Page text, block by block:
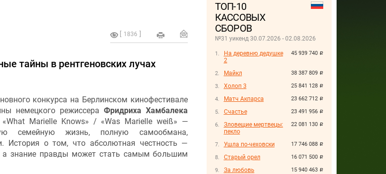
ТОП-10
КАССОВЫХ
СБОРОВ
№31 уикенд 30.07.2026 - 02.08.2026
45 939 740 руб.
На деревню дедушке
2
38 387 809 руб.
Майкл
25 841 128 руб.
Холоп 3
23 662 712 руб.
Матч Акпарса
23 491 956 руб.
Счастье
22 081 130 руб.
Зловещие мертвецы:
пекло
17 746 088 руб.
Ушла по-чеховски
16 071 500 руб.
Старый орел
15 940 463 руб.
За любовь
1836
тайны в рентгеновских лучах
конкурса на Берлинском кинофестивале
немецкого режиссера Фридриха Хамбалека
Marielle Knows» / «Was Marielle weiß» —
семейную жизнь, полную самообмана,
История о том, что абсолютная честность —
а знание правды может стать самым большим